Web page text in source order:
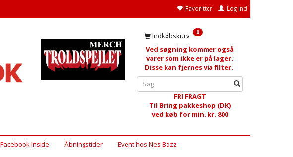
Favoritter Log ind
Indkøbskurv 0
Ved søgning kommer også
varer som ikke er på lager.
Disse kan fjernes via filter.
FRI FRAGT
Til Bring pakkeshop (DK)
ved køb for min. kr. 800
Facebook Inside Åbningstider Event hos Nes Bozz